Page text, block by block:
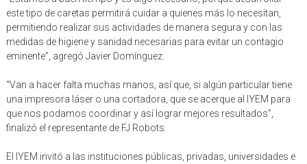
este tipo de caretas permitirá cuidar a quienes más lo necesitan,
permitiendo realizar sus actividades de manera segura y con las
medidas de higiene y sanidad necesarias para evitar un contagio
eminente”, agregó Javier Domínguez.
“Van a hacer falta muchas manos, así que, si algún particular tiene
una impresora láser o una cortadora, que se acerque al IYEM para
que nos podamos coordinar y así lograr mejores resultados”,
finalizó el representante de FJ Robots.
El IYEM invitó a las instituciones públicas, privadas, universidades e